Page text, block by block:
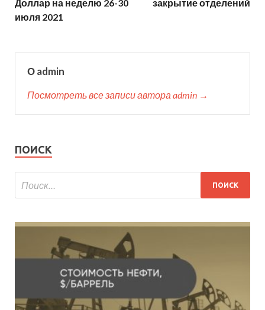
Доллар на неделю 26-30
июля 2021
закрытие отделений
О admin
Посмотреть все записи автора admin →
ПОИСК